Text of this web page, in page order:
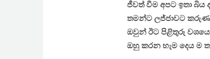
ජීවත් වීම අපට ඉතා
තමන්ට ලජ්ජාවට
ඔවුන් ඊට පිළිතුරු
ඔහු කරන හැම දෙය ම